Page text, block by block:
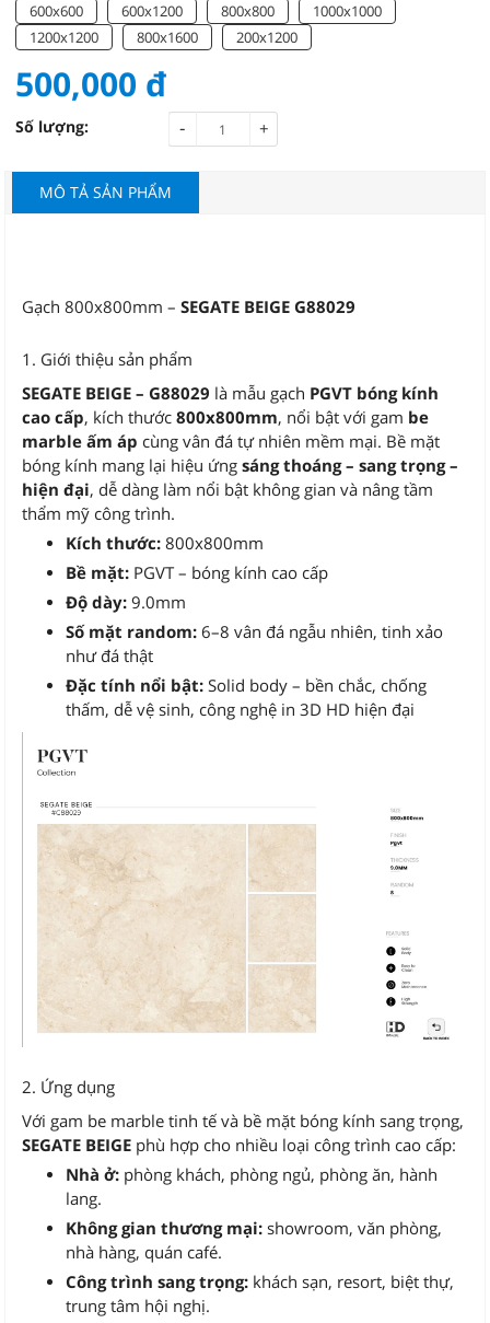
600x600 600x1200 800x800
1000x1000
1200x1200
800x1600 200x1200
500,000 đ
Số lượng: +
-
MÔ TẢ SẢN PHẨM
Gạch 800x800mm – SEGATE BEIGE G88029
1. Giới thiệu sản phẩm
SEGATE BEIGE – G88029 là mẫu gạch PGVT bóng kính
cao cấp, kích thước 800x800mm, nổi bật với gam be
marble ấm áp cùng vân đá tự nhiên mềm mại. Bề mặt
bóng kính mang lại hiệu ứng sáng thoáng – sang trọng –
hiện đại, dễ dàng làm nổi bật không gian và nâng tầm
thẩm mỹ công trình.
Kích thước: 800x800mm
Bề mặt: PGVT – bóng kính cao cấp
Độ dày: 9.0mm
Số mặt random: 6–8 vân đá ngẫu nhiên, tinh xảo
như đá thật
Đặc tính nổi bật: Solid body – bền chắc, chống
thấm, dễ vệ sinh, công nghệ in 3D HD hiện đại
2. Ứng dụng
Với gam be marble tinh tế và bề mặt bóng kính sang trọng,
SEGATE BEIGE phù hợp cho nhiều loại công trình cao cấp:
Nhà ở: phòng khách, phòng ngủ, phòng ăn, hành
lang.
Không gian thương mại: showroom, văn phòng,
nhà hàng, quán café.
Công trình sang trọng: khách sạn, resort, biệt thự,
trung tâm hội nghị.